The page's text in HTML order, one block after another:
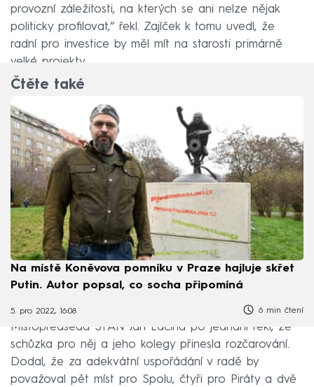
provozní záležitosti, na kterých se ani nelze nějak
politicky profilovat,“ řekl. Zajíček k tomu uvedl, že
radní pro investice by měl mít na starosti primárně
velké projekty.
Čtěte také
Na místě Koněvova pomníku v Praze hajluje skřet
Putin. Autor popsal, co socha připomíná
5. pro 2022, 16:08 6 min čtení
Místopředseda STAN Jan Lacina po jednání řekl, že
schůzka pro něj a jeho kolegy přinesla rozčarování.
Dodal, že za adekvátní uspořádání v radě by
považoval pět míst pro Spolu, čtyři pro Piráty a dvě